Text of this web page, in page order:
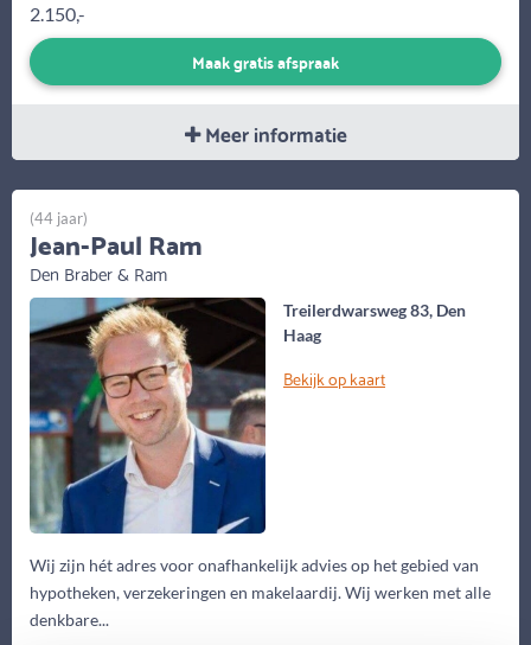
2.150,-
Maak gratis afspraak
Meer informatie
Treilerdwarsweg 83, Den
Haag
Bekijk op kaart
Wij zijn hét adres voor onafhankelijk advies op het gebied van
hypotheken, verzekeringen en makelaardij. Wij werken met alle
denkbare...
(44 jaar)
Jean-Paul Ram
Den Braber & Ram